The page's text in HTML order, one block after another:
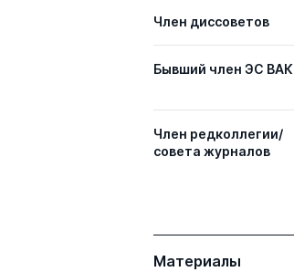
Член диссоветов
Бывший член ЭС ВАК
Член редколлегии/
совета журналов
Материалы